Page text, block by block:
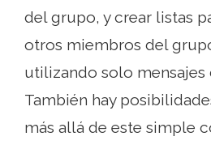
del grupo, y crear listas
otros miembros del
utilizando solo mensajes
También hay
más allá de este simple